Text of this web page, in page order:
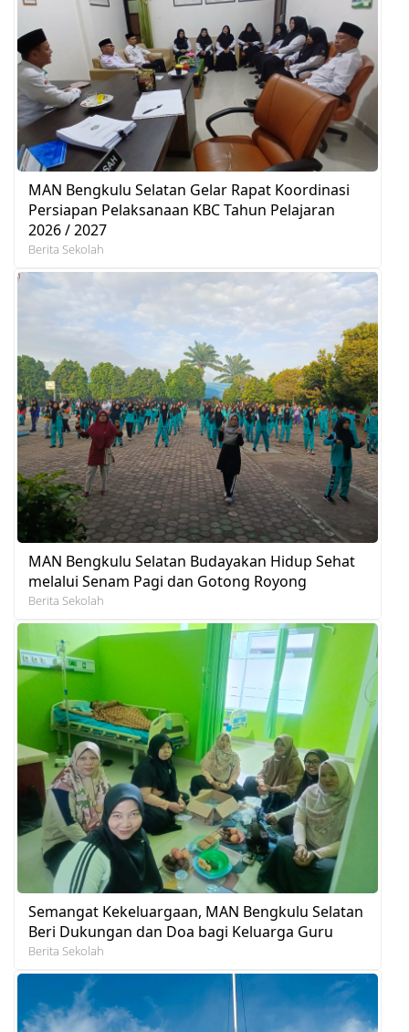
MAN Bengkulu Selatan Gelar Rapat Koordinasi
Persiapan Pelaksanaan KBC Tahun Pelajaran
2026 / 2027
Berita Sekolah
MAN Bengkulu Selatan Budayakan Hidup Sehat
melalui Senam Pagi dan Gotong Royong
Berita Sekolah
Semangat Kekeluargaan, MAN Bengkulu Selatan
Beri Dukungan dan Doa bagi Keluarga Guru
Berita Sekolah